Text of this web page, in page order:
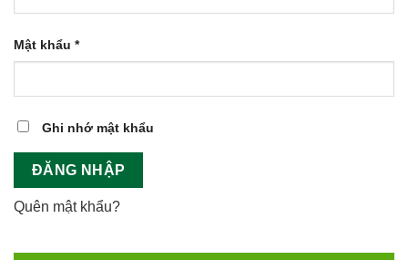
Mật khẩu *
Ghi nhớ mật khẩu
ĐĂNG NHẬP
Quên mật khẩu?